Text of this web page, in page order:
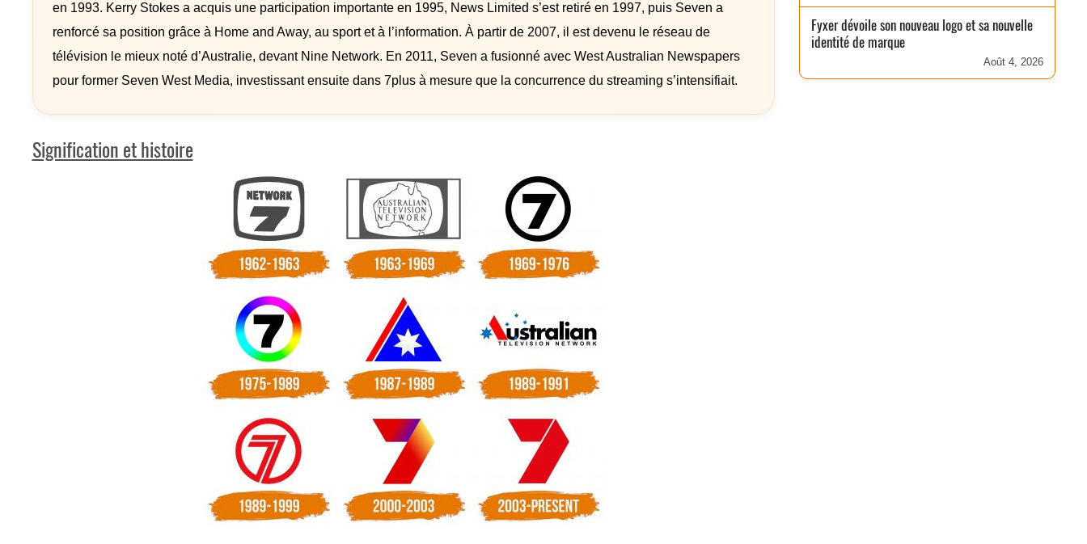
en 1993. Kerry Stokes a acquis une participation importante en 1995, News Limited s’est retiré en 1997, puis Seven a
renforcé sa position grâce à Home and Away, au sport et à l’information. À partir de 2007, il est devenu le réseau de
télévision le mieux noté d’Australie, devant Nine Network. En 2011, Seven a fusionné avec West Australian Newspapers
pour former Seven West Media, investissant ensuite dans 7plus à mesure que la concurrence du streaming s’intensifiait.
Signification et histoire
Fyxer dévoile son nouveau logo et sa nouvelle
identité de marque
Août 4, 2026